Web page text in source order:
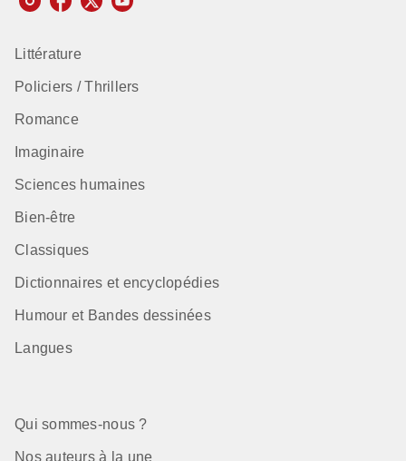
Littérature
Policiers / Thrillers
Romance
Imaginaire
Sciences humaines
Bien-être
Classiques
Dictionnaires et encyclopédies
Humour et Bandes dessinées
Langues
Qui sommes-nous ?
Nos auteurs à la une